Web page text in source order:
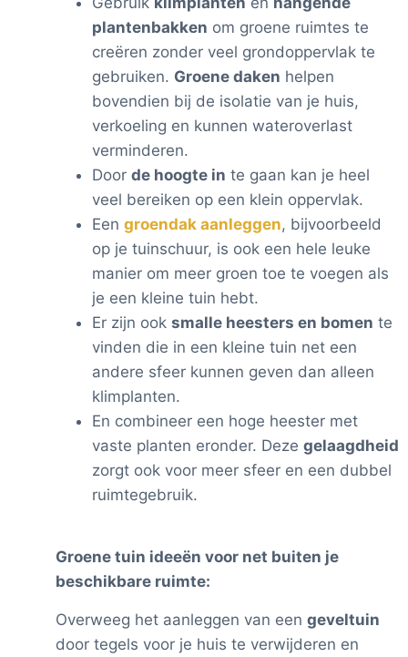
plantenbakken om groene ruimtes te
creëren zonder veel grondoppervlak te
gebruiken. Groene daken helpen
bovendien bij de isolatie van je huis,
verkoeling en kunnen wateroverlast
verminderen.
Door de hoogte in te gaan kan je heel
veel bereiken op een klein oppervlak.
Een groendak aanleggen, bijvoorbeeld
op je tuinschuur, is ook een hele leuke
manier om meer groen toe te voegen als
je een kleine tuin hebt.
Er zijn ook smalle heesters en bomen te
vinden die in een kleine tuin net een
andere sfeer kunnen geven dan alleen
klimplanten.
En combineer een hoge heester met
vaste planten eronder. Deze gelaagdheid
zorgt ook voor meer sfeer en een dubbel
ruimtegebruik.
Groene tuin ideeën voor net buiten je
beschikbare ruimte:
Overweeg het aanleggen van een geveltuin
door tegels voor je huis te verwijderen en